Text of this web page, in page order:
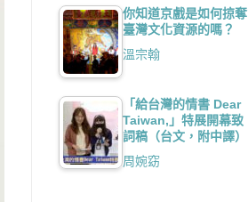
你知道京戲是如何掠奪
臺灣文化資源的嗎？
溫宗翰
「給台灣的情書 Dear
Taiwan,」特展開幕致
詞稿（台文，附中譯）
周婉窈